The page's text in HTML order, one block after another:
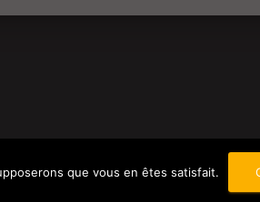
que vous en êtes satisfait.